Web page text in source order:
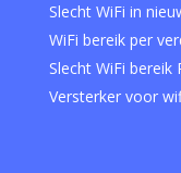
Slecht WiFi in
WiFi bereik per
Slecht WiFi bereik
Versterker voor